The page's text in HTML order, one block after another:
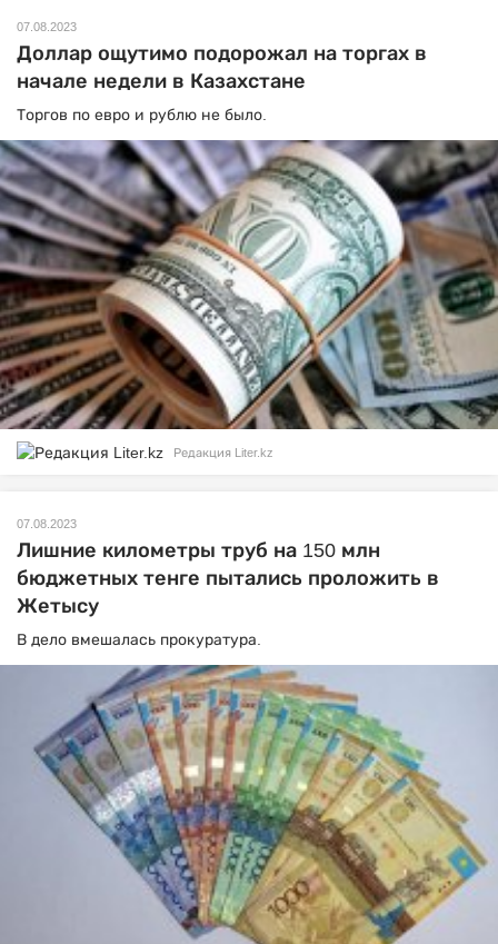
07.08.2023
Доллар ощутимо подорожал на торгах в
начале недели в Казахстане
Торгов по евро и рублю не было.
Редакция Liter.kz
07.08.2023
Лишние километры труб на 150 млн
бюджетных тенге пытались проложить в
Жетысу
В дело вмешалась прокуратура.